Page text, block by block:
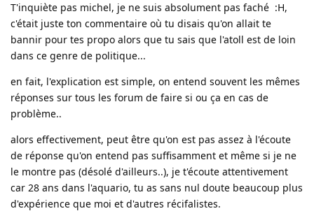
T'inquiète pas michel, je ne suis absolument pas faché :H,
c'était juste ton commentaire où tu disais qu'on allait te
bannir pour tes propo alors que tu sais que l'atoll est de loin
dans ce genre de politique...
en fait, l'explication est simple, on entend souvent les mêmes
réponses sur tous les forum de faire si ou ça en cas de
problème..
alors effectivement, peut être qu'on est pas assez à l'écoute
de réponse qu'on entend pas suffisamment et même si je ne
le montre pas (désolé d'ailleurs..), je t'écoute attentivement
car 28 ans dans l'aquario, tu as sans nul doute beaucoup plus
d'expérience que moi et d'autres récifalistes.